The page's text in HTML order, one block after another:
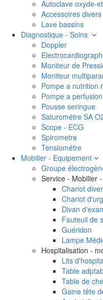
Autoclave oxyde-
Accessoires divers
Lave bassins
Diagnostique - Soins
Doppler
Moniteur de
Moniteur
Pompe a nutrition
Pompe a perfusion
Pousse seringue
Saturométre SA
Scope - ECG
Spirometre
Tensiométre
Mobilier - Equipement
Groupe
Service - Mobilier
Chariot
Chariot
Divan
Fauteuil de
Guéridon
Lampe
Hospitalisation -
Lits
Table
Table de
Gaine tête